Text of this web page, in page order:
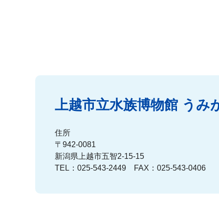
上越市立水族博物館 うみ
住所
〒942-0081
新潟県上越市五智2-15-15
TEL：025-543-2449 FAX：025-543-0406